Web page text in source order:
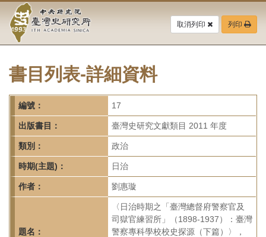
要
中
央
研
究
院-
臺
灣
史
研
究
取消列印 列印
書目列表-詳細資料
編號： 17
出版書目： 臺灣史研究文獻類目 2011 年度
類別： 政治
時期(主題)： 日治
作者： 劉惠璇
題名：
〈日治時期之「臺灣總督府警察官及
司獄官練習所」（1898-1937）：臺灣
警察專科學校校史探源（下篇）〉，